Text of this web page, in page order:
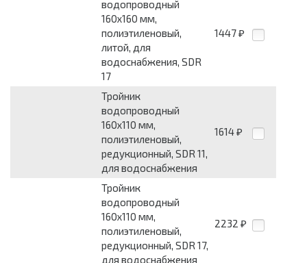
водопроводный
160x160 мм,
полиэтиленовый,
литой, для
водоснабжения, SDR
17
1447 ₽
Тройник
водопроводный
160x110 мм,
полиэтиленовый,
редукционный, SDR 11,
для водоснабжения
1614 ₽
Тройник
водопроводный
160x110 мм,
полиэтиленовый,
редукционный, SDR 17,
для водоснабжения
2232 ₽